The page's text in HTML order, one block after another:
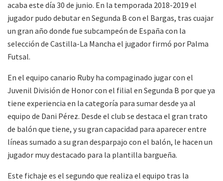
acaba este día 30 de junio. En la temporada 2018-2019 el
jugador pudo debutar en Segunda B con el Bargas, tras cuajar
un gran año donde fue subcampeón de España con la
selección de Castilla-La Mancha el jugador firmó por Palma
Futsal.
En el equipo canario Ruby ha compaginado jugar con el
Juvenil División de Honor con el filial en Segunda B por que ya
tiene experiencia en la categoría para sumar desde ya al
equipo de Dani Pérez. Desde el club se destaca el gran trato
de balón que tiene, y su gran capacidad para aparecer entre
líneas sumado a su gran desparpajo con el balón, le hacen un
jugador muy destacado para la plantilla bargueña.
Este fichaje es el segundo que realiza el equipo tras la